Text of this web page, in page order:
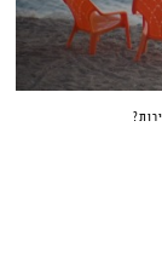
מעיר תיירות?